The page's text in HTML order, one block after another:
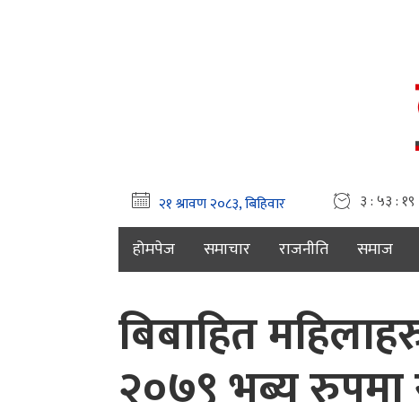
३ : ५३ : २०
होमपेज समाचार राजनीति समाज
बिबाहित